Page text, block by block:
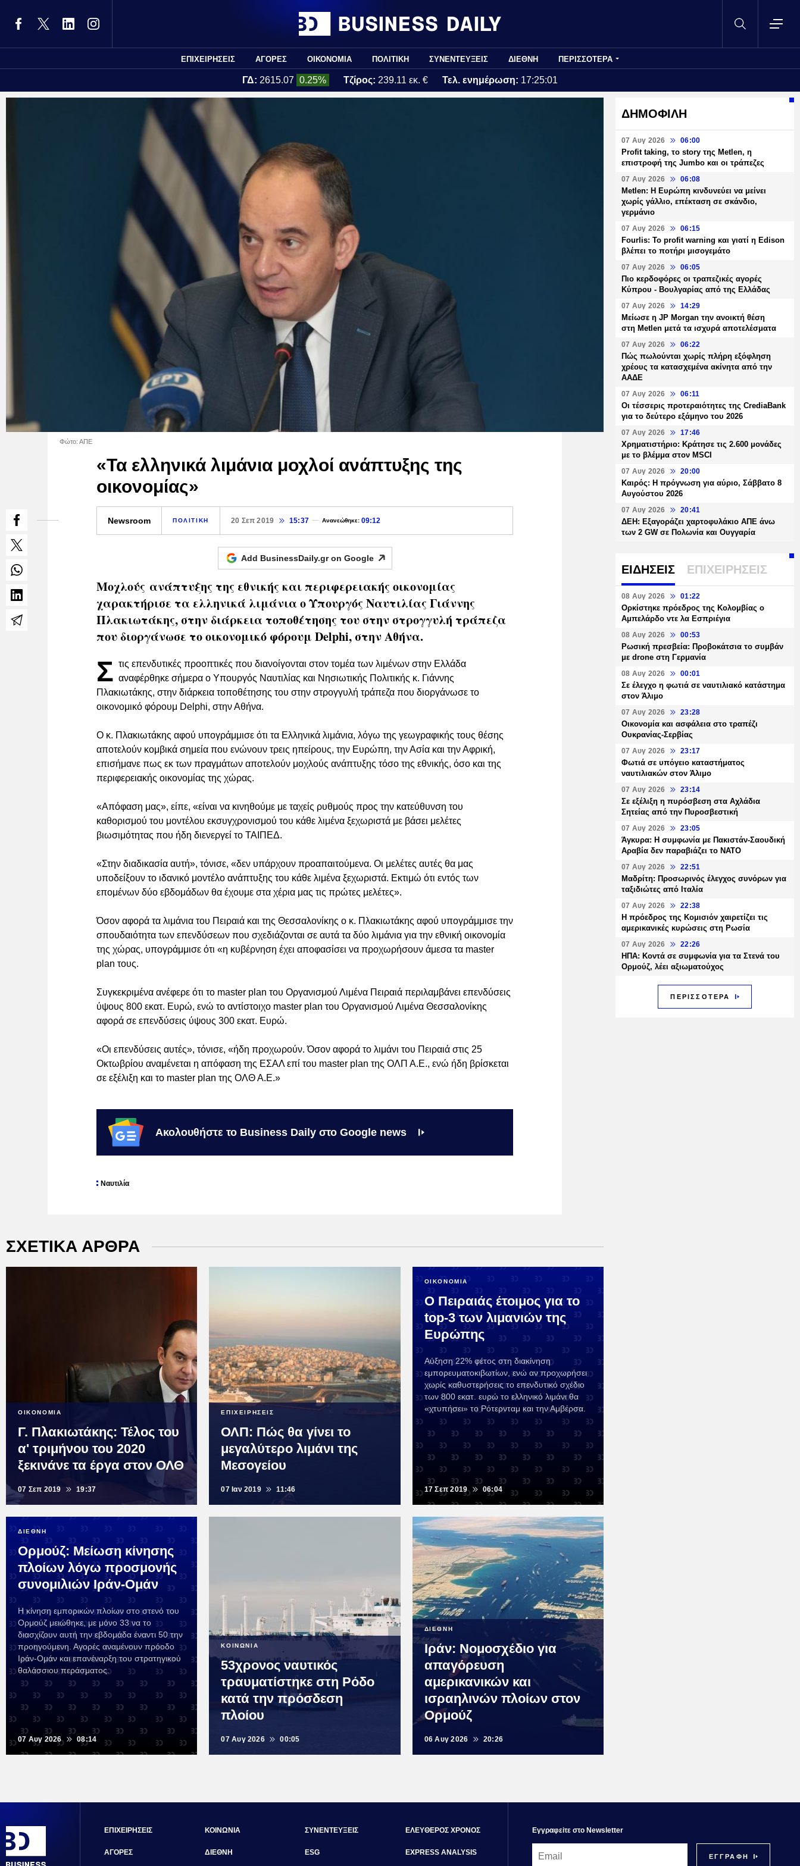
ΕΠΙΧΕΙΡΗΣΕΙΣ ΑΓΟΡΕΣ ΟΙΚΟΝΟΜΙΑ ΠΟΛΙΤΙΚΗ ΣΥΝΕΝΤΕΥΞΕΙΣ ΔΙΕΘΝΗ ΠΕΡΙΣΣΟΤΕΡΑ
ΓΔ: 2615.07 0.25% Τζίρος: 239.11 εκ. € Τελ. ενημέρωση: 17:25:01
Φώτο: ΑΠΕ
«Τα ελληνικά λιμάνια μοχλοί ανάπτυξης της
οικονομίας»
Newsroom ΠΟΛΙΤΙΚΗ 20 Σεπ 2019 15:37 Ανανεώθηκε: 09:12
Add BusinessDaily.gr on Google
Μοχλούς ανάπτυξης της εθνικής και περιφερειακής οικονομίας
χαρακτήρισε τα ελληνικά λιμάνια ο Υπουργός Ναυτιλίας Γιάννης
Πλακιωτάκης, στην διάρκεια τοποθέτησης του στην στρογγυλή τράπεζα
που διοργάνωσε το οικονομικό φόρουμ Delphi, στην Αθήνα.
Σ τις επενδυτικές προοπτικές που διανοίγονται στον τομέα των λιμένων στην Ελλάδα
αναφέρθηκε σήμερα ο Υπουργός Ναυτιλίας και Νησιωτικής Πολιτικής κ. Γιάννης
Πλακιωτάκης, στην διάρκεια τοποθέτησης του στην στρογγυλή τράπεζα που διοργάνωσε το
οικονομικό φόρουμ Delphi, στην Αθήνα.
Ο κ. Πλακιωτάκης αφού υπογράμμισε ότι τα Ελληνικά λιμάνια, λόγω της γεωγραφικής τους θέσης
αποτελούν κομβικά σημεία που ενώνουν τρεις ηπείρους, την Ευρώπη, την Ασία και την Αφρική,
επισήμανε πως εκ των πραγμάτων αποτελούν μοχλούς ανάπτυξης τόσο της εθνικής, όσο και της
περιφερειακής οικονομίας της χώρας.
«Απόφαση μας», είπε, «είναι να κινηθούμε με ταχείς ρυθμούς προς την κατεύθυνση του
καθορισμού του μοντέλου εκσυγχρονισμού του κάθε λιμένα ξεχωριστά με βάσει μελέτες
βιωσιμότητας που ήδη διενεργεί το ΤΑΙΠΕΔ.
«Στην διαδικασία αυτή», τόνισε, «δεν υπάρχουν προαπαιτούμενα. Οι μελέτες αυτές θα μας
υποδείξουν το ιδανικό μοντέλο ανάπτυξης του κάθε λιμένα ξεχωριστά. Εκτιμώ ότι εντός των
επομένων δύο εβδομάδων θα έχουμε στα χέρια μας τις πρώτες μελέτες».
Όσον αφορά τα λιμάνια του Πειραιά και της Θεσσαλονίκης ο κ. Πλακιωτάκης αφού υπογράμμισε την
σπουδαιότητα των επενδύσεων που σχεδιάζονται σε αυτά τα δύο λιμάνια για την εθνική οικονομία
της χώρας, υπογράμμισε ότι «η κυβέρνηση έχει αποφασίσει να προχωρήσουν άμεσα τα master
plan τους.
Συγκεκριμένα ανέφερε ότι το master plan του Οργανισμού Λιμένα Πειραιά περιλαμβάνει επενδύσεις
ύψους 800 εκατ. Ευρώ, ενώ το αντίστοιχο master plan του Οργανισμού Λιμένα Θεσσαλονίκης
αφορά σε επενδύσεις ύψους 300 εκατ. Ευρώ.
«Οι επενδύσεις αυτές», τόνισε, «ήδη προχωρούν. Όσον αφορά το λιμάνι του Πειραιά στις 25
Οκτωβρίου αναμένεται η απόφαση της ΕΣΑΛ επί του master plan της ΟΛΠ Α.Ε., ενώ ήδη βρίσκεται
σε εξέλιξη και το master plan της ΟΛΘ Α.Ε.»
Ακολουθήστε το Business Daily στο Google news
Ναυτιλία
ΣΧΕΤΙΚΑ ΑΡΘΡΑ
ΟΙΚΟΝΟΜΙΑ
Γ. Πλακιωτάκης: Τέλος του
α' τριμήνου του 2020
ξεκινάνε τα έργα στον ΟΛΘ
07 Σεπ 2019 19:37
ΕΠΙΧΕΙΡΗΣΕΙΣ
ΟΛΠ: Πώς θα γίνει το
μεγαλύτερο λιμάνι της
Μεσογείου
07 Ιαν 2019 11:46
ΟΙΚΟΝΟΜΙΑ
Ο Πειραιάς έτοιμος για το
top-3 των λιμανιών της
Ευρώπης
Αύξηση 22% φέτος στη διακίνηση
εμπορευματοκιβωτίων, ενώ αν προχωρήσει
χωρίς καθυστερήσεις το επενδυτικό σχέδιο
των 800 εκατ. ευρώ το ελληνικό λιμάνι θα
«χτυπήσει» το Ρότερνταμ και την Αμβέρσα.
17 Σεπ 2019 06:04
ΔΙΕΘΝΗ
Ορμούζ: Μείωση κίνησης
πλοίων λόγω προσμονής
συνομιλιών Ιράν-Ομάν
Η κίνηση εμπορικών πλοίων στο στενό του
Ορμούζ μειώθηκε, με μόνο 33 να το
διασχίζουν αυτή την εβδομάδα έναντι 50 την
προηγούμενη. Αγορές αναμένουν πρόοδο
Ιράν-Ομάν και επανέναρξη του στρατηγικού
θαλάσσιου περάσματος.
07 Αυγ 2026 08:14
ΚΟΙΝΩΝΙΑ
53χρονος ναυτικός
τραυματίστηκε στη Ρόδο
κατά την πρόσδεση
πλοίου
07 Αυγ 2026 00:05
ΔΙΕΘΝΗ
Ιράν: Νομοσχέδιο για
απαγόρευση
αμερικανικών και
ισραηλινών πλοίων στον
Ορμούζ
06 Αυγ 2026 20:26
ΔΗΜΟΦΙΛΗ
07 Αυγ 2026 06:00
Profit taking, το story της Metlen, η
επιστροφή της Jumbo και οι τράπεζες
07 Αυγ 2026 06:08
Metlen: Η Ευρώπη κινδυνεύει να μείνει
χωρίς γάλλιο, επέκταση σε σκάνδιο,
γερμάνιο
07 Αυγ 2026 06:15
Fourlis: Το profit warning και γιατί η Edison
βλέπει το ποτήρι μισογεμάτο
07 Αυγ 2026 06:05
Πιο κερδοφόρες οι τραπεζικές αγορές
Κύπρου - Βουλγαρίας από της Ελλάδας
07 Αυγ 2026 14:29
Μείωσε η JP Morgan την ανοικτή θέση
στη Metlen μετά τα ισχυρά αποτελέσματα
07 Αυγ 2026 06:22
Πώς πωλούνται χωρίς πλήρη εξόφληση
χρέους τα κατασχεμένα ακίνητα από την
ΑΑΔΕ
07 Αυγ 2026 06:11
Οι τέσσερις προτεραιότητες της CrediaBank
για το δεύτερο εξάμηνο του 2026
07 Αυγ 2026 17:46
Χρηματιστήριο: Κράτησε τις 2.600 μονάδες
με το βλέμμα στον MSCI
07 Αυγ 2026 20:00
Καιρός: Η πρόγνωση για αύριο, Σάββατο 8
Αυγούστου 2026
07 Αυγ 2026 20:41
ΔΕΗ: Εξαγοράζει χαρτοφυλάκιο ΑΠΕ άνω
των 2 GW σε Πολωνία και Ουγγαρία
ΕΙΔΗΣΕΙΣ ΕΠΙΧΕΙΡΗΣΕΙΣ
08 Αυγ 2026 01:22
Ορκίστηκε πρόεδρος της Κολομβίας ο
Αμπελάρδο ντε λα Εσπριέγια
08 Αυγ 2026 00:53
Ρωσική πρεσβεία: Προβοκάτσια το συμβάν
με drone στη Γερμανία
08 Αυγ 2026 00:01
Σε έλεγχο η φωτιά σε ναυτιλιακό κατάστημα
στον Άλιμο
07 Αυγ 2026 23:28
Οικονομία και ασφάλεια στο τραπέζι
Ουκρανίας-Σερβίας
07 Αυγ 2026 23:17
Φωτιά σε υπόγειο καταστήματος
ναυτιλιακών στον Άλιμο
07 Αυγ 2026 23:14
Σε εξέλιξη η πυρόσβεση στα Αχλάδια
Σητείας από την Πυροσβεστική
07 Αυγ 2026 23:05
Άγκυρα: Η συμφωνία με Πακιστάν-Σαουδική
Αραβία δεν παραβιάζει το ΝΑΤΟ
07 Αυγ 2026 22:51
Μαδρίτη: Προσωρινός έλεγχος συνόρων για
ταξιδιώτες από Ιταλία
07 Αυγ 2026 22:38
Η πρόεδρος της Κομισιόν χαιρετίζει τις
αμερικανικές κυρώσεις στη Ρωσία
07 Αυγ 2026 22:26
ΗΠΑ: Κοντά σε συμφωνία για τα Στενά του
Ορμούζ, λέει αξιωματούχος
ΠΕΡΙΣΣΟΤΕΡΑ
ΕΠΙΧΕΙΡΗΣΕΙΣ
ΑΓΟΡΕΣ
ΚΟΙΝΩΝΙΑ
ΔΙΕΘΝΗ
ΣΥΝΕΝΤΕΥΞΕΙΣ
ESG
ΕΛΕΥΘΕΡΟΣ ΧΡΟΝΟΣ
EXPRESS ANALYSIS
Εγγραφεiτε στο Newsletter